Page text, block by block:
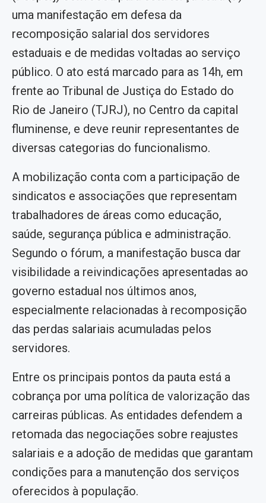
uma manifestação em defesa da
recomposição salarial dos servidores
estaduais e de medidas voltadas ao serviço
público. O ato está marcado para as 14h, em
frente ao Tribunal de Justiça do Estado do
Rio de Janeiro (TJRJ), no Centro da capital
fluminense, e deve reunir representantes de
diversas categorias do funcionalismo.
A mobilização conta com a participação de
sindicatos e associações que representam
trabalhadores de áreas como educação,
saúde, segurança pública e administração.
Segundo o fórum, a manifestação busca dar
visibilidade a reivindicações apresentadas ao
governo estadual nos últimos anos,
especialmente relacionadas à recomposição
das perdas salariais acumuladas pelos
servidores.
Entre os principais pontos da pauta está a
cobrança por uma política de valorização das
carreiras públicas. As entidades defendem a
retomada das negociações sobre reajustes
salariais e a adoção de medidas que garantam
condições para a manutenção dos serviços
oferecidos à população.